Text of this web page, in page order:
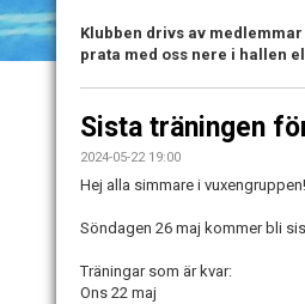
Klubben drivs av
prata med oss nere i hallen
Sista träningen
2024-05-22 19:00
Hej alla simmare i vuxengruppen!
Söndagen 26 maj kommer bli
Träningar som är kvar:
Ons 22 maj